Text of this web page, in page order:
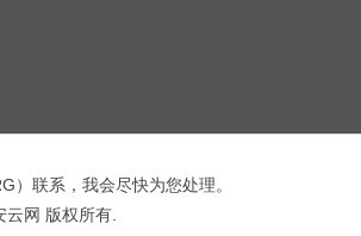
）联系，我会尽快为您处理。
网 版权所有.